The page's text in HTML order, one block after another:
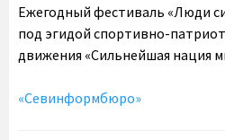
Ежегодный фестиваль «Люди
под эгидой спортивно-
движения «Сильнейшая нация
«Севинформбюро»